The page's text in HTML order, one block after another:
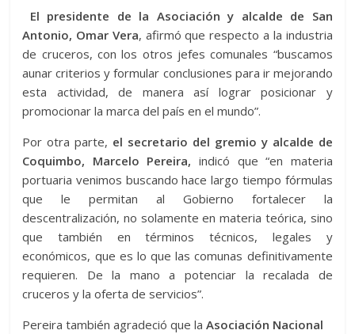
El presidente de la Asociación y alcalde de San
Antonio, Omar Vera, afirmó que respecto a la industria
de cruceros, con los otros jefes comunales “buscamos
aunar criterios y formular conclusiones para ir mejorando
esta actividad, de manera así lograr posicionar y
promocionar la marca del país en el mundo”.
Por otra parte, el secretario del gremio y alcalde de
Coquimbo, Marcelo Pereira, indicó que “en materia
portuaria venimos buscando hace largo tiempo fórmulas
que le permitan al Gobierno fortalecer la
descentralización, no solamente en materia teórica, sino
que también en términos técnicos, legales y
económicos, que es lo que las comunas definitivamente
requieren. De la mano a potenciar la recalada de
cruceros y la oferta de servicios”.
Pereira también agradeció que laAsociación Nacional